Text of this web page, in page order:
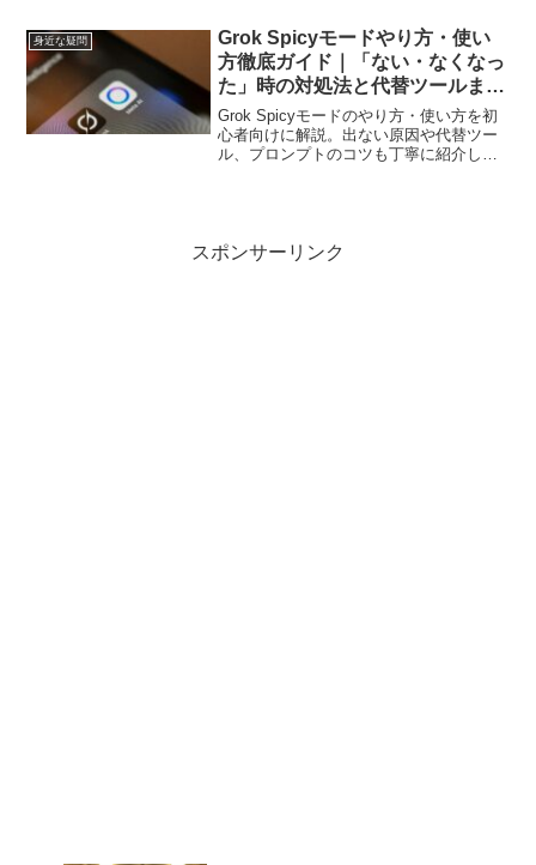
身近な疑問
Grok Spicyモードやり方・使い
方徹底ガイド｜「ない・なくなっ
た」時の対処法と代替ツールまで
解説
Grok Spicyモードのやり方・使い方を初
心者向けに解説。出ない原因や代替ツー
ル、プロンプトのコツも丁寧に紹介しま
スポンサーリンク